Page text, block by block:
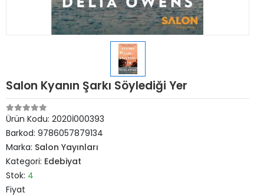
Salon Kyanın Şarkı Söylediği Yer
Ürün Kodu: 2020İ000393
Barkod: 9786057879134
Marka: Salon Yayınları
Kategori: Edebiyat
Stok: 4
Fiyat